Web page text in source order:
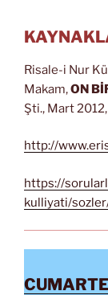
Risale-i Nur
Makam,ON
Şti., Mart
http://
https://
kulliyati/